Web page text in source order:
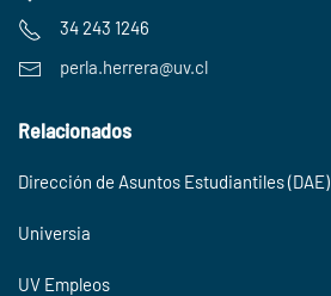
34 243 1246
perla.herrera@uv.cl
Relacionados
Dirección de Asuntos Estudiantiles (DAE)
Universia
UV Empleos